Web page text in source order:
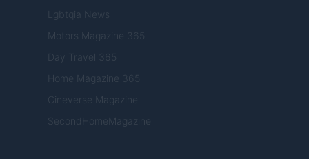
Lgbtqia News
Motors Magazine 365
Day Travel 365
Home Magazine 365
Cineverse Magazine
SecondHomeMagazine